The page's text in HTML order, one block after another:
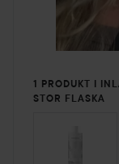
1 PRODUKT I
STOR FLASKA